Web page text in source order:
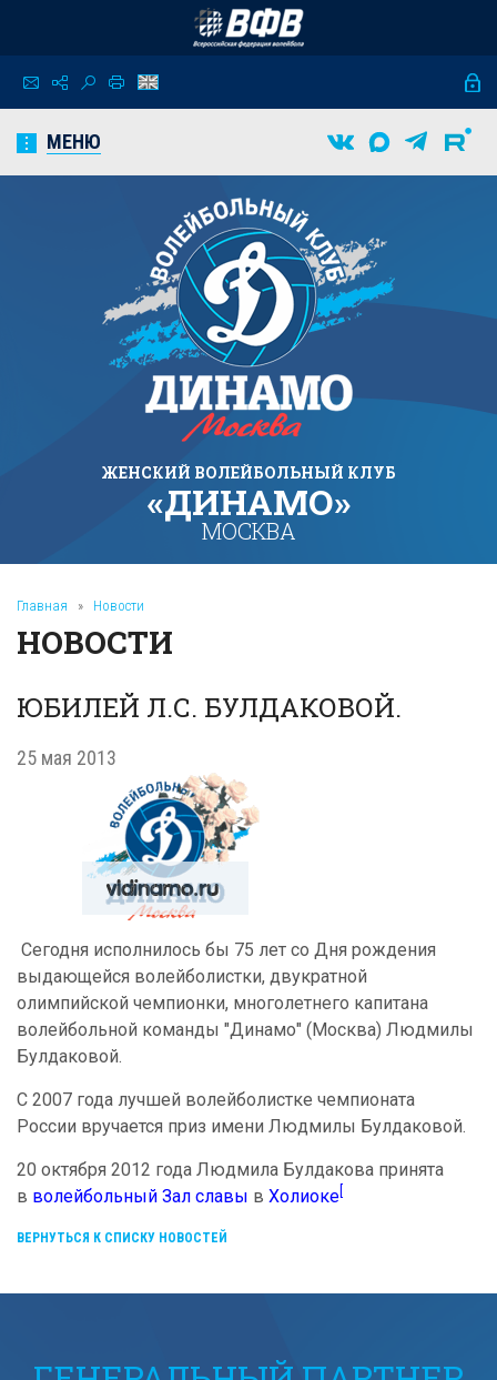
МЕНЮ
ЖЕНСКИЙ ВОЛЕЙБОЛЬНЫЙ КЛУБ
«ДИНАМО»
МОСКВА
Главная » Новости
НОВОСТИ
ЮБИЛЕЙ Л.С. БУЛДАКОВОЙ.
25 мая 2013
Сегодня исполнилось бы 75 лет со Дня рождения
выдающейся волейболистки, двукратной
олимпийской чемпионки, многолетнего капитана
волейбольной команды "Динамо" (Москва) Людмилы
Булдаковой.
С 2007 года лучшей волейболистке чемпионата
России вручается приз имени Людмилы Булдаковой.
20 октября 2012 года Людмила Булдакова принята
в волейбольный Зал славы в Холиоке
ВЕРНУТЬСЯ К СПИСКУ НОВОСТЕЙ